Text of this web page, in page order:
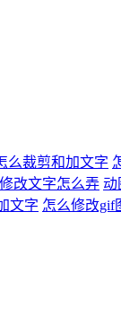
么裁剪和加文字
改文字怎么弄 动
文字 怎么修改gif